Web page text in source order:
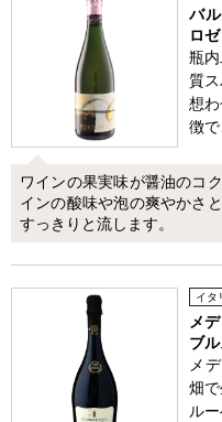
バ
ロゼ
瓶
質
想
徴
ワインの果実味が醤油のコ
インの酸味や泡の爽やかさ
すっきりと流します。
イタ
メ
ブ
メ
畑
ル